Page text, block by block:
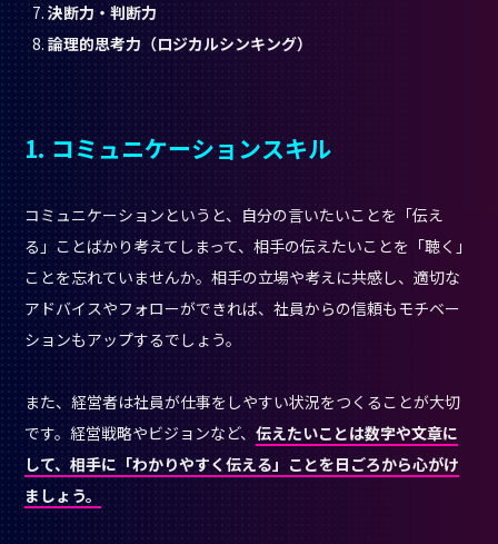
決断力・判断力
論理的思考力（ロジカルシンキング）
1. コミュニケーションスキル
コミュニケーションというと、自分の言いたいことを「伝え
る」ことばかり考えてしまって、相手の伝えたいことを「聴く」
ことを忘れていませんか。相手の立場や考えに共感し、適切な
アドバイスやフォローができれば、社員からの信頼もモチベー
ションもアップするでしょう。
また、経営者は社員が仕事をしやすい状況をつくることが大切
です。経営戦略やビジョンなど、伝えたいことは数字や文章に
して、相手に「わかりやすく伝える」ことを日ごろから心がけ
ましょう。